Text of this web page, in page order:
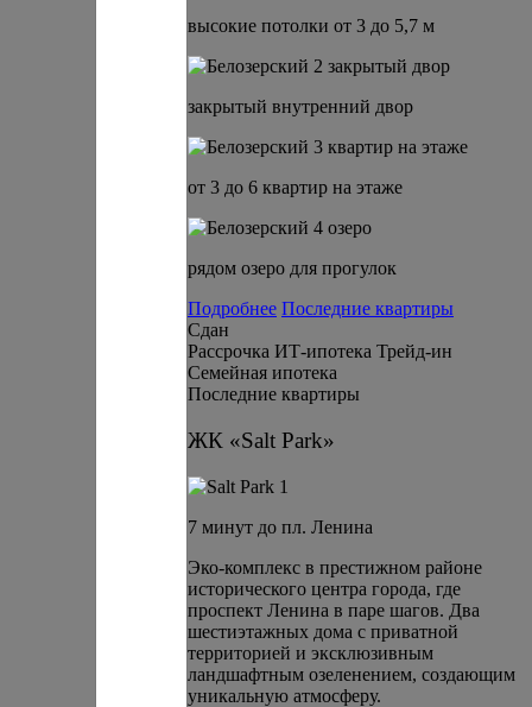
высокие потолки от 3 до 5,7 м
закрытый внутренний двор
от 3 до 6 квартир на этаже
рядом озеро для прогулок
Подробнее Последние квартиры
Сдан
Рассрочка ИТ-ипотека Трейд-ин
Семейная ипотека
Последние квартиры
ЖК «Salt Park»
7 минут до пл. Ленина
Эко-комплекс в престижном районе
исторического центра города, где
проспект Ленина в паре шагов. Два
шестиэтажных дома с приватной
территорией и эксклюзивным
ландшафтным озеленением, создающим
уникальную атмосферу.